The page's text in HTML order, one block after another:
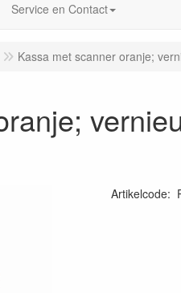
Service en Contact
Kassa met scanner oranje;
Artikelcode: